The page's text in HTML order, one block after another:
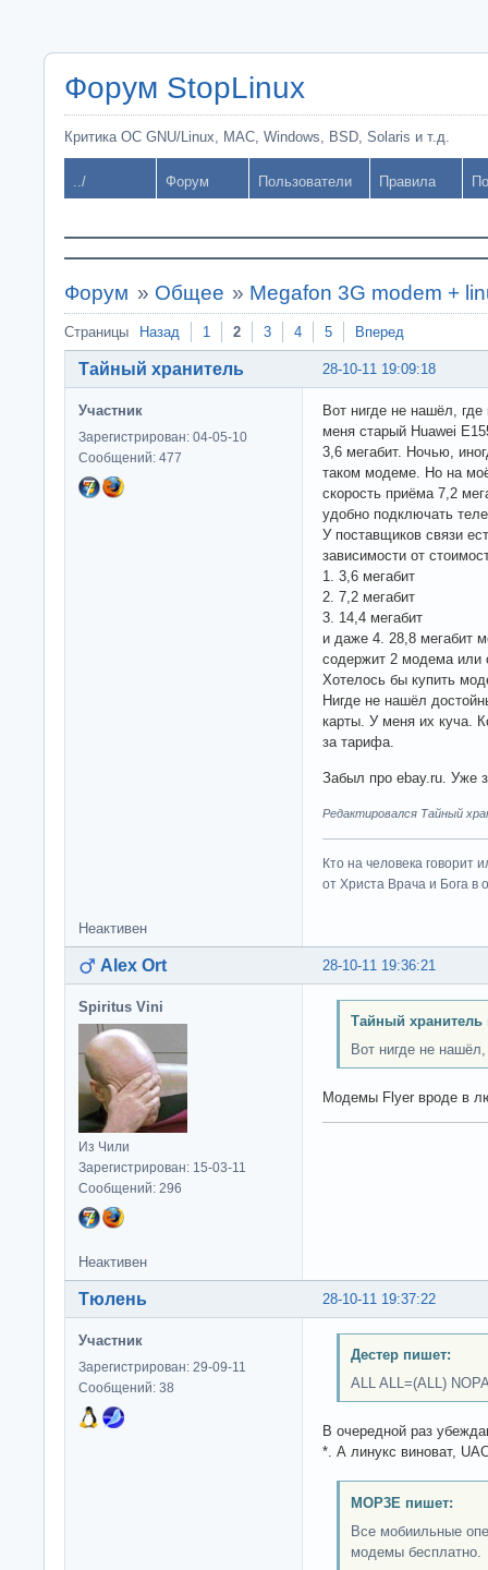
Форум StopLinux
Критика ОС GNU/Linux, MAC, Windows, BSD, Solaris и т.д.
../ Форум Пользователи Правила
Форум » Общее » Megafon 3G modem +
Страницы Назад 1 2 3 4 5 Вперед
28-10-11 19:09:18
Тайный хранитель
Участник
Зарегистрирован: 04-05-10
Сообщений: 477
Вот нигде не нашёл,
меня старый Huawei
3,6 мегабит. Ночью,
таком модеме. Но на
скорость приёма 7,2
удобно подключать
У поставщиков связи
зависимости от
1. 3,6 мегабит
2. 7,2 мегабит
3. 14,4 мегабит
и даже 4. 28,8 мегабит
содержит 2 модема или
Хотелось бы купить
Нигде не нашёл
карты. У меня их куча.
за тарифа.
Забыл про ebay.ru. Уже
Редактировался Тайный
Кто на человека говорит
от Христа Врача и Бога в
Неактивен
28-10-11 19:36:21
Alex Ort
Spiritus Vini
Из Чили
Зарегистрирован: 15-03-11
Сообщений: 296
Тайный хранитель
Вот нигде не
Модемы Flyer вроде в
Неактивен
28-10-11 19:37:22
Тюлень
Участник
Зарегистрирован: 29-09-11
Сообщений: 38
Дестер пишет:
ALL ALL=(ALL)
В очередной раз
*. А линукс виноват,
MOP3E пишет:
Все мобиильные
модемы бесплатно.